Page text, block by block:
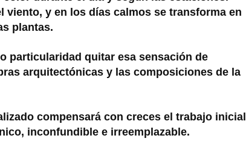
viento, y en los días calmos se transforma en
plantas.
particularidad quitar esa sensación de
arquitectónicas y las composiciones de la
compensará con creces el trabajo inicial
inconfundible e irreemplazable.